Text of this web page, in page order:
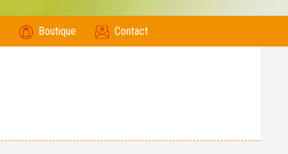
Boutique Contact